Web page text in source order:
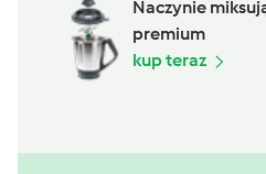
Naczynie
premium
kup teraz